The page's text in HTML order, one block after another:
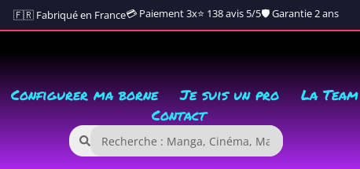
🇫🇷 Fabriqué en France💳 Paiement 3x⭐ 138 avis 5/5🛡️ Garantie 2 ans
Configurer ma borne Je suis un pro La Team
Contact